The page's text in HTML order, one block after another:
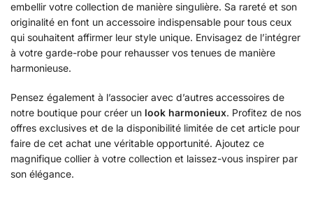
embellir votre collection de manière singulière. Sa rareté et son
originalité en font un accessoire indispensable pour tous ceux
qui souhaitent affirmer leur style unique. Envisagez de l’intégrer
à votre garde-robe pour rehausser vos tenues de manière
harmonieuse.
Pensez également à l’associer avec d’autres accessoires de
notre boutique pour créer un look harmonieux. Profitez de nos
offres exclusives et de la disponibilité limitée de cet article pour
faire de cet achat une véritable opportunité. Ajoutez ce
magnifique collier à votre collection et laissez-vous inspirer par
son élégance.